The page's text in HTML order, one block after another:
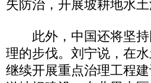
失防治，开展坡耕地水
此外，中国还将坚持
理的步伐。刘宁说，在
继续开展重点治理工程